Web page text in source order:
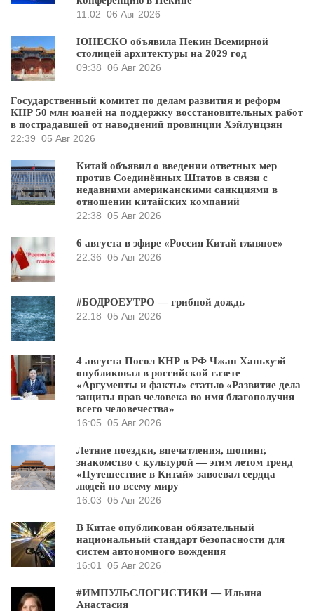
11:02 06 Авг 2026
ЮНЕСКО объявила Пекин Всемирной
столицей архитектуры на 2029 год
09:38 06 Авг 2026
Государственный комитет по делам развития и реформ
КНР 50 млн юаней на поддержку восстановительных работ
в пострадавшей от наводнений провинции Хэйлунцзян
22:39 05 Авг 2026
Китай объявил о введении ответных мер
против Соединённых Штатов в связи с
недавними американскими санкциями в
отношении китайских компаний
22:38 05 Авг 2026
6 августа в эфире «Россия Китай главное»
22:36 05 Авг 2026
#БОДРОЕУТРО — грибной дождь
22:18 05 Авг 2026
4 августа Посол КНР в РФ Чжан Ханьхуэй
опубликовал в российской газете
«Аргументы и факты» статью «Развитие дела
защиты прав человека во имя благополучия
всего человечества»
16:05 05 Авг 2026
Летние поездки, впечатления, шопинг,
знакомство с культурой — этим летом тренд
«Путешествие в Китай» завоевал сердца
людей по всему миру
16:03 05 Авг 2026
В Китае опубликован обязательный
национальный стандарт безопасности для
систем автономного вождения
16:01
05 Авг 2026
#ИМПУЛЬСЛОГИСТИКИ — Ильина
Анастасия